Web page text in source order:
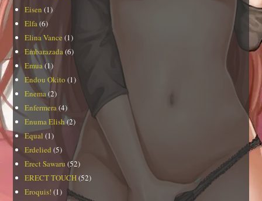
Eisen (1)
Elfa(6)
Elina Vance (1)
Embarazada(6)
Emua(1)
Endou Okito (1)
Enema(2)
Enfermera(4)
Enuma Elish (2)
Equal (1)
Erdelied (5)
Erect Sawaru (52)
ERECT TOUCH(52)
Eroquis! (1)